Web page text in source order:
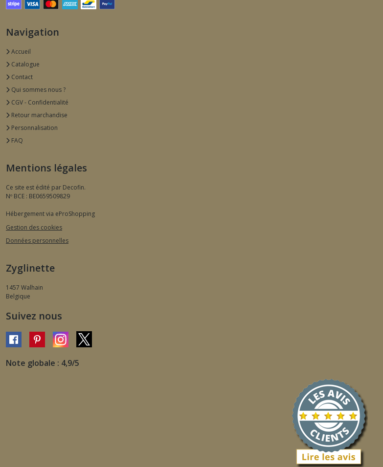
Navigation
Accueil
Catalogue
Contact
Qui sommes nous ?
CGV - Confidentialité
Retour marchandise
Personnalisation
FAQ
Mentions légales
Ce site est édité par Decofin.
Nº BCE : BE0659509829
Hébergement via eProShopping
Gestion des cookies
Données personnelles
Zyglinette
1457 Walhain
Belgique
Suivez nous
Note globale : 4,9/5